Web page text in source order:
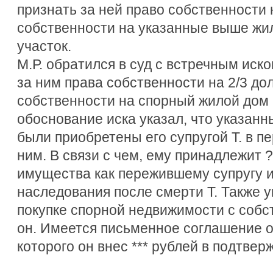
признать за ней право
собственности на указанные выше
участок.
М.Р. обратился в суд с встречным
за ним права собственности на 2/3
собственности на спорный жилой
обоснование иска указал, что
были приобретены его супругой Т. в
ним. В связи с чем, ему принадлежит
имущества как пережившему супругу
наследования после смерти Т. Также
покупке спорной недвижимости с
он. Имеется письменное соглашение
которого он внес *** рублей в